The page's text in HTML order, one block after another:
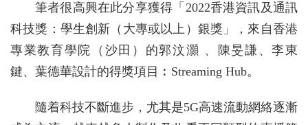
筆者很高興在此分享獲得「2022香港資訊及通訊
科技獎：學生創新（大專或以上）銀獎」，來自香港
專業教育學院（沙田）的郭汶灝 、陳旻謙、李東
鍵、葉德華設計的得獎項目︰Streaming Hub。
隨着科技不斷進步，尤其是5G高速流動網絡逐漸